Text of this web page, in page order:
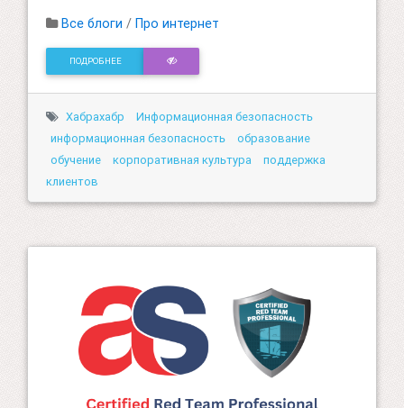
Все блоги / Про интернет
ПОДРОБНЕЕ
Хабрахабр
Информационная безопасность
информационная безопасность
образование
обучение
корпоративная культура
поддержка
клиентов